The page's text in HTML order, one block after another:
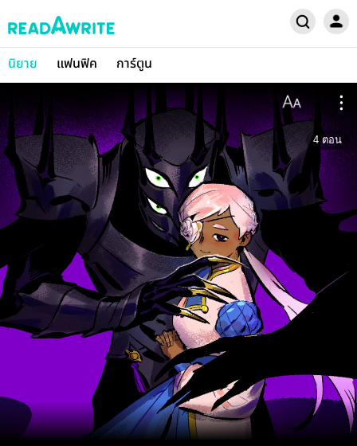
นิยาย แฟนฟิค การ์ตูน
4 ตอน